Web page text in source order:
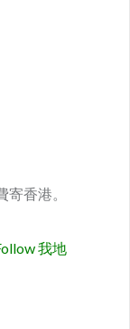
香港。
我地